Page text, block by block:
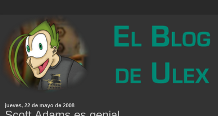
jueves, 22 de mayo de 2008